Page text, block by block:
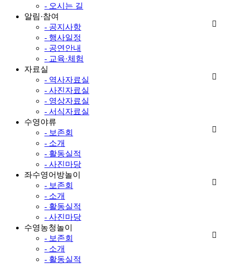
- 오시는 길
알림·참여
- 공지사항
- 행사일정
- 공연안내
- 교육·체험
자료실
- 역사자료실
- 사진자료실
- 영상자료실
- 서식자료실
수영야류
- 보존회
- 소개
- 활동실적
- 사진마당
좌수영어방놀이
- 보존회
- 소개
- 활동실적
- 사진마당
수영농청놀이
- 보존회
- 소개
- 활동실적